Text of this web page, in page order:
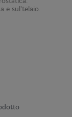
e sul'telaio.